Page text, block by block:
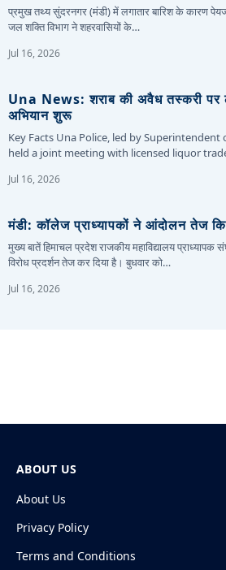
प्रमुख तथ्य सुंदरनगर (मंडी) में लगातार बारिश के कारण
जल शक्ति विभाग ने शहरवासियों के…
Jul 16, 2026
Una News: शराब की अवैध तस्करी पर
अभियान शुरू
Key Facts Una Police, led by Superintendent
held a joint meeting with licensed liquor
Jul 16, 2026
मंडी: कॉलेज प्राध्यापकों ने आंदोलन तेज
मुख्य बातें हिमाचल प्रदेश राजकीय महाविद्यालय
विरोध प्रदर्शन तेज कर दिया है। बुधवार को…
Jul 16, 2026
ABOUT US
About Us
Privacy Policy
Terms and Conditions